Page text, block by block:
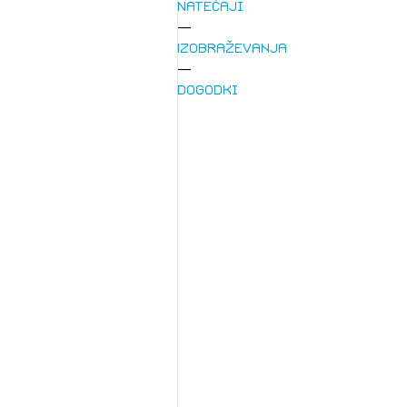
Natečaji
Izobraževanja
Dogodki